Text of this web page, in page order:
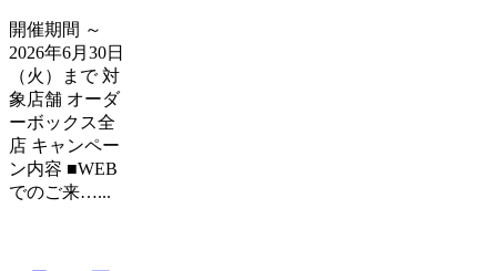
開催期間 ～
2026年6月30日
（火）まで 対
象店舗 オーダ
ーボックス全
店 キャンペー
ン内容 ■WEB
でのご来…...